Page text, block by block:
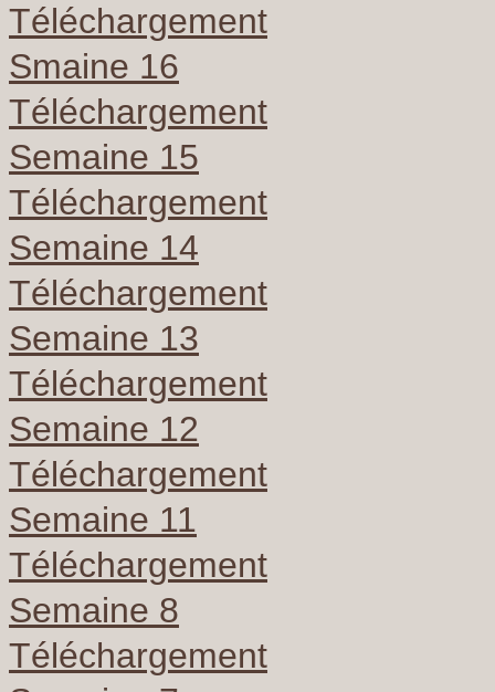
Téléchargement
Smaine 16
Téléchargement
Semaine 15
Téléchargement
Semaine 14
Téléchargement
Semaine 13
Téléchargement
Semaine 12
Téléchargement
Semaine 11
Téléchargement
Semaine 8
Téléchargement